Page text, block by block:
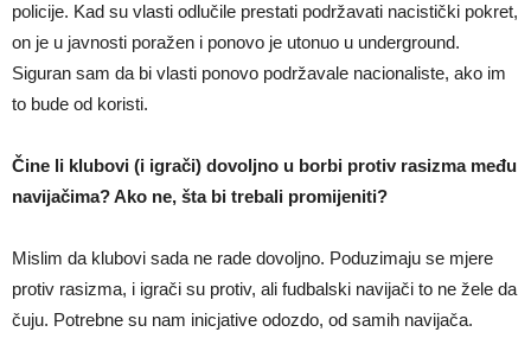
policije. Kad su vlasti odlučile prestati podržavati nacistički pokret,
on je u javnosti poražen i ponovo je utonuo u underground.
Siguran sam da bi vlasti ponovo podržavale nacionaliste, ako im
to bude od koristi.
Čine li klubovi (i igrači) dovoljno u borbi protiv rasizma među
navijačima? Ako ne, šta bi trebali promijeniti?
Mislim da klubovi sada ne rade dovoljno. Poduzimaju se mjere
protiv rasizma, i igrači su protiv, ali fudbalski navijači to ne žele da
čuju. Potrebne su nam inicjative odozdo, od samih navijača.